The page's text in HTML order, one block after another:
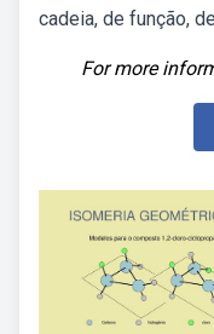
cadeia, de função,
For more